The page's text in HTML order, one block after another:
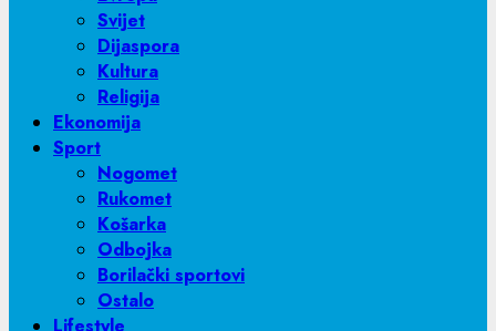
Svijet
Dijaspora
Kultura
Religija
Ekonomija
Sport
Nogomet
Rukomet
Košarka
Odbojka
Borilački sportovi
Ostalo